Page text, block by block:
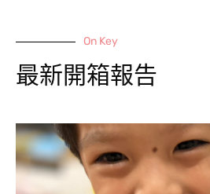
On Key
最新開箱報告